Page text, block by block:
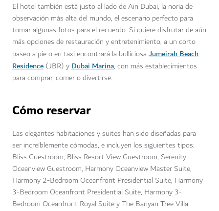
El hotel también está justo al lado de Ain Dubai, la noria de
observación más alta del mundo, el escenario perfecto para
tomar algunas fotos para el recuerdo. Si quiere disfrutar de aún
más opciones de restauración y entretenimiento, a un corto
paseo a pie o en taxi encontrará la bulliciosa Jumeirah Beach
Residence (JBR) yDubai Marina, con más establecimientos
para comprar, comer o divertirse.
Cómo reservar
Las elegantes habitaciones y suites han sido diseñadas para
ser increíblemente cómodas, e incluyen los siguientes tipos:
Bliss Guestroom, Bliss Resort View Guestroom, Serenity
Oceanview Guestroom, Harmony Oceanview Master Suite,
Harmony 2-Bedroom Oceanfront Presidential Suite, Harmony
3-Bedroom Oceanfront Presidential Suite, Harmony 3-
Bedroom Oceanfront Royal Suite y The Banyan Tree Villa.